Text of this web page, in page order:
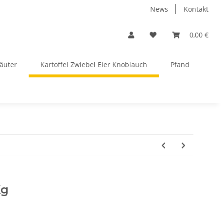
News Kontakt
0,00 €
Kartoffel Zwiebel Eier Knoblauch Pfand